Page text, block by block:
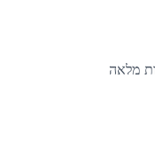
מלאה